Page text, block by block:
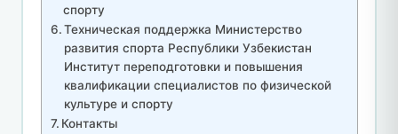
спорту
Техническая поддержка Министерство
развития спорта Республики Узбекистан
Институт переподготовки и повышения
квалификации специалистов по физической
культуре и спорту
Контакты